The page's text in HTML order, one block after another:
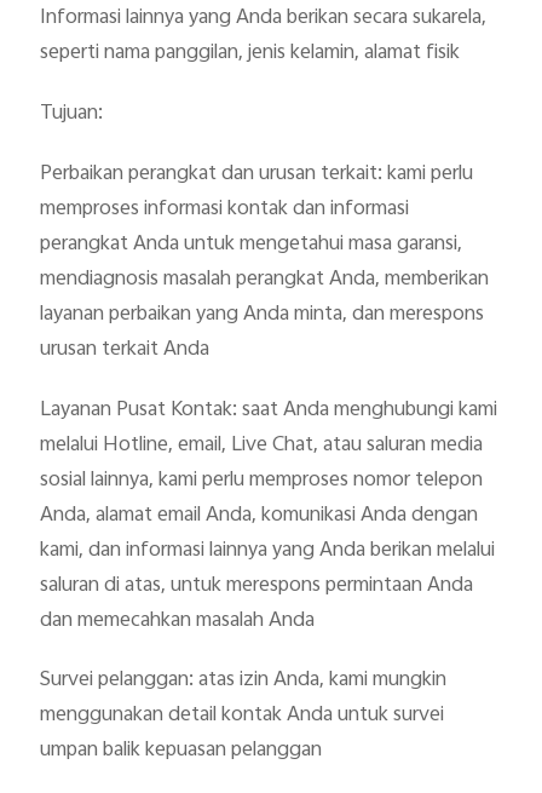
Informasi lainnya yang Anda berikan secara sukarela,
seperti nama panggilan, jenis kelamin, alamat fisik
Tujuan:
Perbaikan perangkat dan urusan terkait: kami perlu
memproses informasi kontak dan informasi
perangkat Anda untuk mengetahui masa garansi,
mendiagnosis masalah perangkat Anda, memberikan
layanan perbaikan yang Anda minta, dan merespons
urusan terkait Anda
Layanan Pusat Kontak: saat Anda menghubungi kami
melalui Hotline, email, Live Chat, atau saluran media
sosial lainnya, kami perlu memproses nomor telepon
Anda, alamat email Anda, komunikasi Anda dengan
kami, dan informasi lainnya yang Anda berikan melalui
saluran di atas, untuk merespons permintaan Anda
dan memecahkan masalah Anda
Survei pelanggan: atas izin Anda, kami mungkin
menggunakan detail kontak Anda untuk survei
umpan balik kepuasan pelanggan